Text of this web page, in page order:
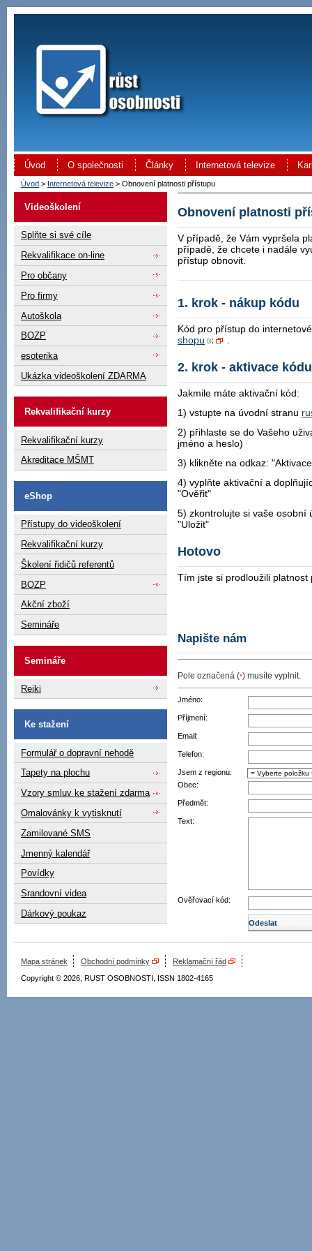
Úvod O společnosti Články Internetová televize
Úvod > Internetová televize > Obnovení platnosti přístupu
Videoškolení
Splňte si své cíle
Rekvalifikace on-line
Pro občany
Pro firmy
Autoškola
BOZP
esoterika
Ukázka videoškolení ZDARMA
Rekvalifikační kurzy
Rekvalifikační kurzy
Akreditace MŠMT
eShop
Přístupy do videoškolení
Rekvalifikační kurzy
Školení řidičů referentů
BOZP
Akční zboží
Semináře
Semináře
Reiki
Ke stažení
Formulář o dopravní nehodě
Tapety na plochu
Vzory smluv ke stažení zdarma
Omalovánky k vytisknutí
Zamilované SMS
Jmenný kalendář
Povídky
Srandovní videa
Dárkový poukaz
Obnovení platnosti
V případě, že Vám vypršela
případě, že chcete i nadále
přístup obnovit.
1. krok - nákup kódu
Kód pro přístup do
shopu
2. krok - aktivace kódu
Jakmile máte aktivační kód:
1) vstupte na úvodní stranu
2) přihlaste se do Vašeho
jméno a heslo)
3) klikněte na odkaz:
4) vyplňte aktivační a
"Ověřit"
5) zkontrolujte si vaše osobní
"Uložit"
Hotovo
Tím jste si prodloužili
Napište nám
Pole označená (*) musíte vyplnit.
Jméno:
Příjmení:
Email:
Telefon:
Jsem z regionu:
Obec:
Předmět:
Text:
Ověřovací kód:
Mapa stránek Obchodní podmínky
Reklamační řád
Copyright © 2026, RUST OSOBNOSTI, ISSN 1802-4165